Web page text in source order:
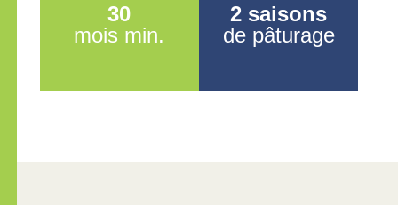
30
mois min.
2 saisons
de pâturage